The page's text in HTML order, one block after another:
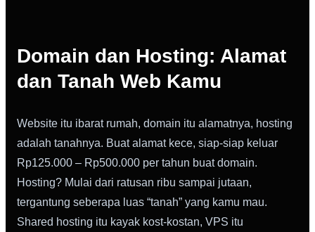
Domain dan Hosting: Alamat
dan Tanah Web Kamu
Website itu ibarat rumah, domain itu alamatnya, hosting
adalah tanahnya. Buat alamat kece, siap-siap keluar
Rp125.000 – Rp500.000 per tahun buat domain.
Hosting? Mulai dari ratusan ribu sampai jutaan,
tergantung seberapa luas “tanah” yang kamu mau.
Shared hosting itu kayak kost-kostan, VPS itu